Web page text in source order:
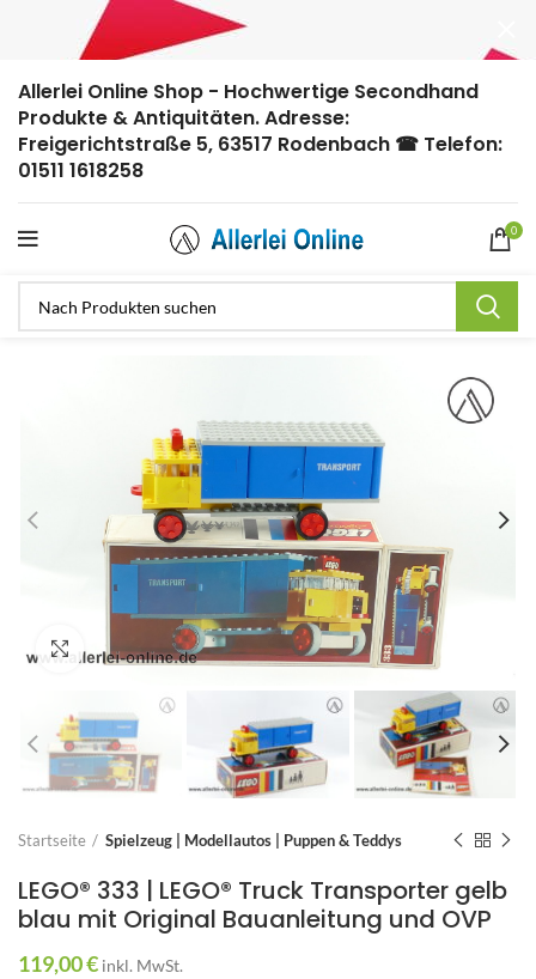
Allerlei Online Shop - Hochwertige Secondhand
Produkte & Antiquitäten. Adresse:
Freigerichtstraße 5, 63517 Rodenbach ☎ Telefon:
01511 1618258
0
Zum Vergrößern anklicken
Startseite Spielzeug | Modellautos | Puppen & Teddys
LEGO® 333 | LEGO® Truck Transporter gelb
blau mit Original Bauanleitung und OVP
119,00€ inkl. MwSt.